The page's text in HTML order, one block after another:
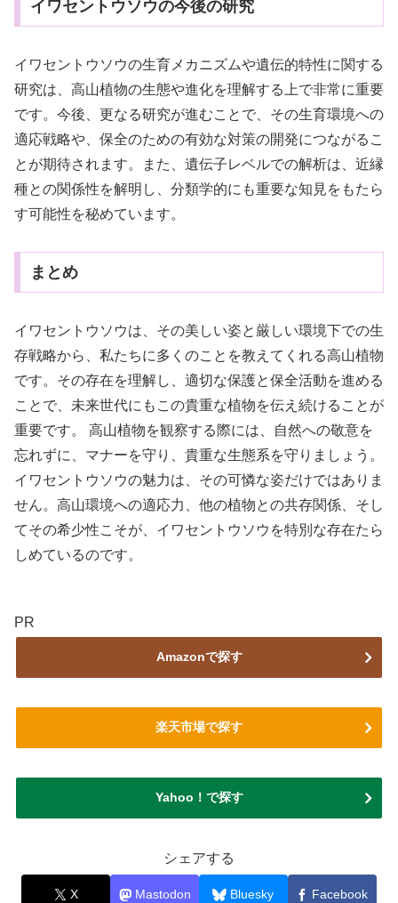
イワセントウソウの今後の研究
イワセントウソウの生育メカニズムや遺伝的特性に関する
研究は、高山植物の生態や進化を理解する上で非常に重要
です。今後、更なる研究が進むことで、その生育環境への
適応戦略や、保全のための有効な対策の開発につながるこ
とが期待されます。また、遺伝子レベルでの解析は、近縁
種との関係性を解明し、分類学的にも重要な知見をもたら
す可能性を秘めています。
まとめ
イワセントウソウは、その美しい姿と厳しい環境下での生
存戦略から、私たちに多くのことを教えてくれる高山植物
です。その存在を理解し、適切な保護と保全活動を進める
ことで、未来世代にもこの貴重な植物を伝え続けることが
重要です。 高山植物を観察する際には、自然への敬意を
忘れずに、マナーを守り、貴重な生態系を守りましょう。
イワセントウソウの魅力は、その可憐な姿だけではありま
せん。高山環境への適応力、他の植物との共存関係、そし
てその希少性こそが、イワセントウソウを特別な存在たら
しめているのです。
PR
Amazonで探す
楽天市場で探す
Yahoo！で探す
シェアする
X Mastodon Bluesky Facebook